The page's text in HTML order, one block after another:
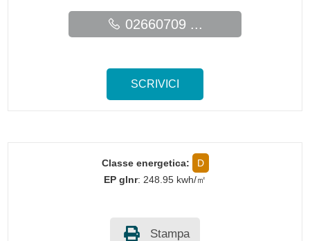
02660709 ...
SCRIVICI
Classe energetica:
D
EP glnr: 248.95 kwh/㎡
Stampa